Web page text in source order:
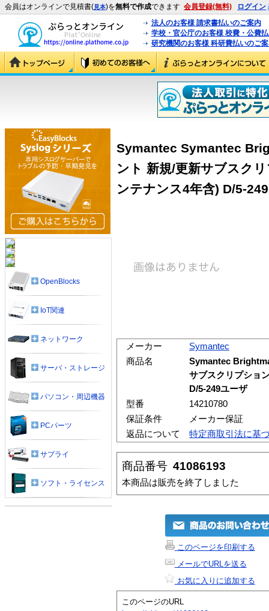
会員はオンラインで見積書(見本)を無料で作成できます 会員登録(無料) ログイン
法人のお客様 請求書払いのご案内
学校・官公庁のお客様 校費・公費
研究機関のお客様 科研費払いのご
Symantec Symantec
ント 新規/更新サブスク
ンテナンス4年含) D/5-
メーカー
Symantec
商品名
Symantec
サブスクリプショ
D/5-249ユーザ
型番
14210780
保証条件
メーカー保証
返品について
特定商取引法に基
商品番号 41086193
本商品は販売を終了しました
このページを印刷する
メールでURLを送る
お気に入りに追加する
このページのURL
OpenBlocks
IoT関連
ネットワーク
サーバ・ストレージ
パソコン・周辺機器
PCパーツ
サプライ
ソフト・ライセンス